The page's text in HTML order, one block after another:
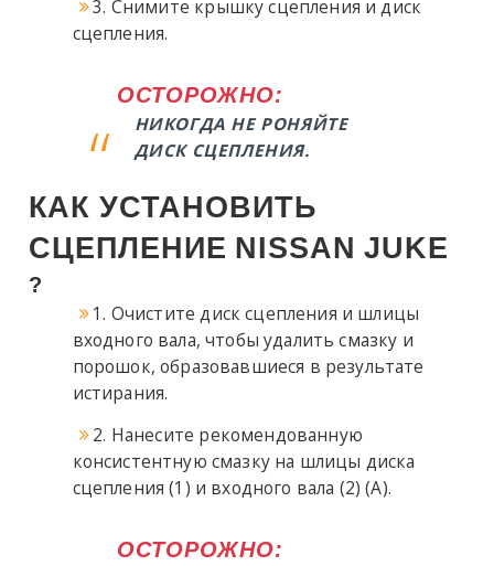
3. Снимите крышку сцепления и диск
сцепления.
ОСТОРОЖНО:
НИКОГДА НЕ РОНЯЙТЕ
ДИСК СЦЕПЛЕНИЯ.
КАК УСТАНОВИТЬ
СЦЕПЛЕНИЕ NISSAN JUKE
?
1. Очистите диск сцепления и шлицы
входного вала, чтобы удалить смазку и
порошок, образовавшиеся в результате
истирания.
2. Нанесите рекомендованную
консистентную смазку на шлицы диска
сцепления (1) и входного вала (2) (А).
ОСТОРОЖНО: